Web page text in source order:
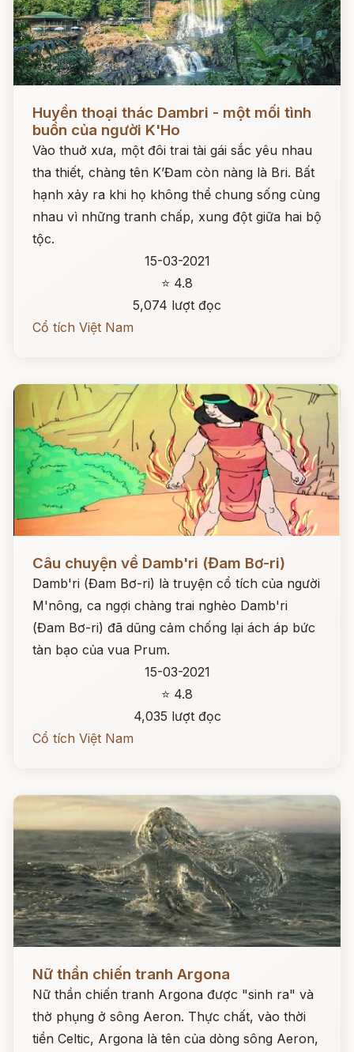
Đọc ngay
Huyền thoại thác Dambri - một mối tình
buồn của người K'Ho
Vào thuở xưa, một đôi trai tài gái sắc yêu nhau
tha thiết, chàng tên K’Đam còn nàng là Bri. Bất
hạnh xảy ra khi họ không thể chung sống cùng
nhau vì những tranh chấp, xung đột giữa hai bộ
tộc.
15-03-2021
⭐ 4.8
5,074 lượt đọc
Cổ tích Việt Nam
Câu chuyện về Damb'ri (Đam Bơ-ri)
Damb'ri (Đam Bơ-ri) là truyện cổ tích của người
M'nông, ca ngợi chàng trai nghèo Damb'ri
(Đam Bơ-ri) đã dũng cảm chống lại ách áp bức
tàn bạo của vua Prum.
15-03-2021
⭐ 4.8
4,035 lượt đọc
Cổ tích Việt Nam
Nữ thần chiến tranh Argona
Nữ thần chiến tranh Argona được "sinh ra" và
thờ phụng ở sông Aeron. Thực chất, vào thời
tiền Celtic, Argona là tên của dòng sông Aeron,